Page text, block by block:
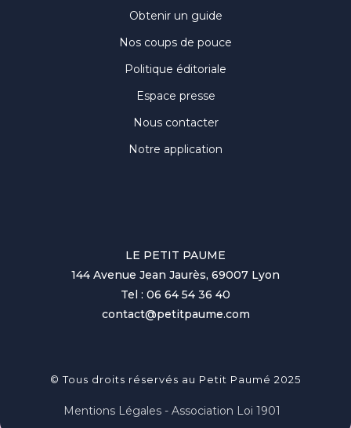
Obtenir un guide
Nos coups de pouce
Politique éditoriale
Espace presse
Nous contacter
Notre application
LE PETIT PAUME
144 Avenue Jean Jaurès, 69007 Lyon
Tel : 06 64 54 36 40
contact@petitpaume.com
© Tous droits réservés au Petit Paumé 2025
Mentions Légales - Association Loi 1901